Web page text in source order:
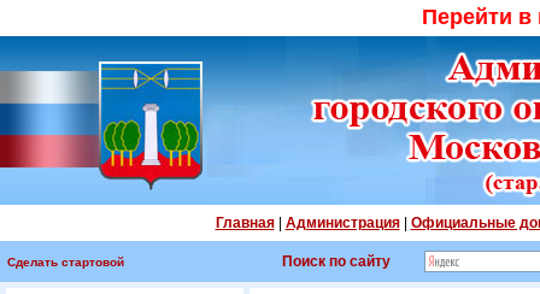
Перейти
Главная| Администрация| Официальные
Сделать стартовой Поиск по сайту